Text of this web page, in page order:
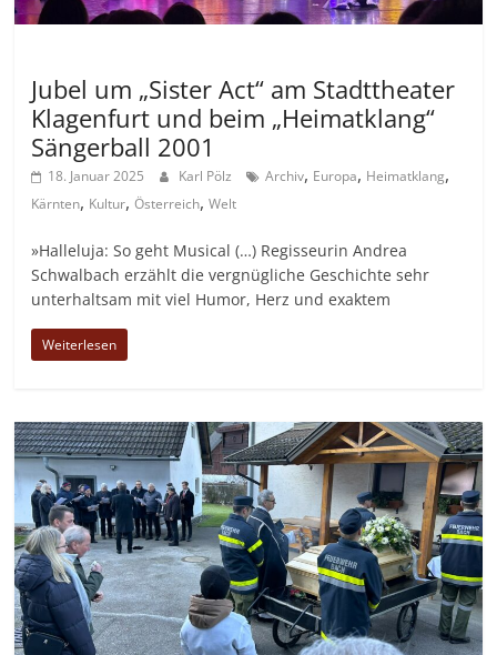
Jubel um „Sister Act“ am Stadttheater
Klagenfurt und beim „Heimatklang“
Sängerball 2001
18. Januar 2025 Karl Pölz Archiv, Europa, Heimatklang,
Kärnten, Kultur,Österreich,Welt
»Halleluja: So geht Musical (…) Regisseurin Andrea
Schwalbach erzählt die vergnügliche Geschichte sehr
unterhaltsam mit viel Humor, Herz und exaktem
Weiterlesen